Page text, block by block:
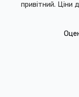
привітний. Ціни